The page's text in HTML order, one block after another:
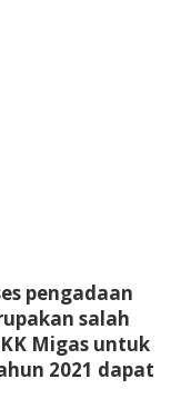
pengadaan
salah
Migas untuk
2021 dapat